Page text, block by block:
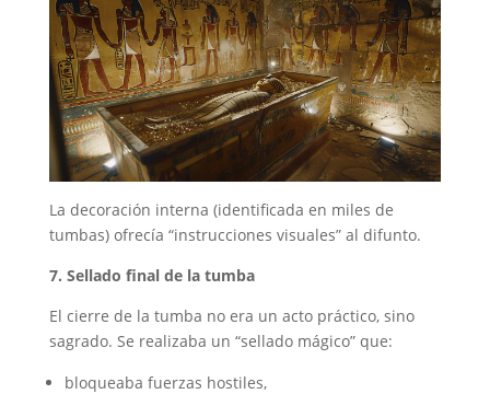
La decoración interna (identificada en miles de
tumbas) ofrecía “instrucciones visuales” al difunto.
7. Sellado final de la tumba
El cierre de la tumba no era un acto práctico, sino
sagrado. Se realizaba un “sellado mágico” que:
bloqueaba fuerzas hostiles,